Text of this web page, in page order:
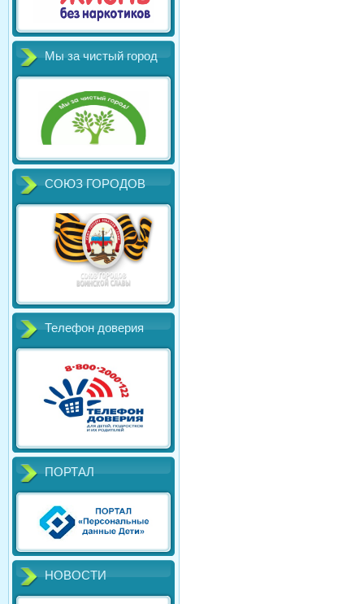
Мы за чистый город
СОЮЗ ГОРОДОВ
Телефон доверия
ПОРТАЛ
НОВОСТИ